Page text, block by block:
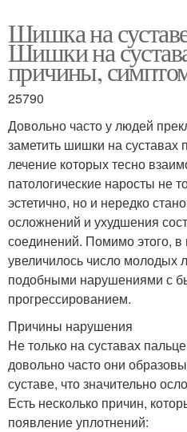
Шишка на
Шишки на
причины,
25790
Довольно часто у людей
заметить шишки на суставах
лечение которых тесно
патологические наросты не
эстетично, но и нередко
осложнений и ухудшения
соединений. Помимо этого, в
увеличилось число молодых
подобными нарушениями с
прогрессированием.
Причины нарушения
Не только на суставах
довольно часто они
суставе, что значительно
Есть несколько причин,
появление уплотнений: